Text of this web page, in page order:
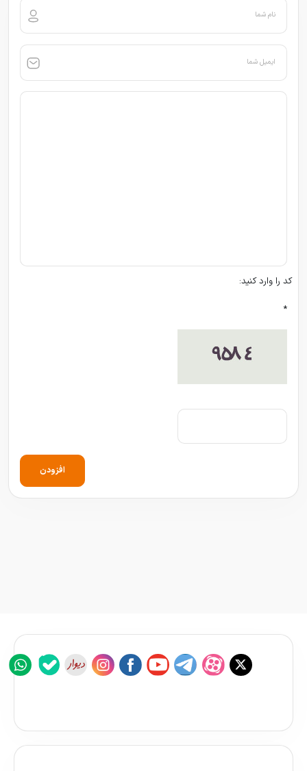
نام شما
ایمیل شما
کد را وارد کنید:
*
افزودن